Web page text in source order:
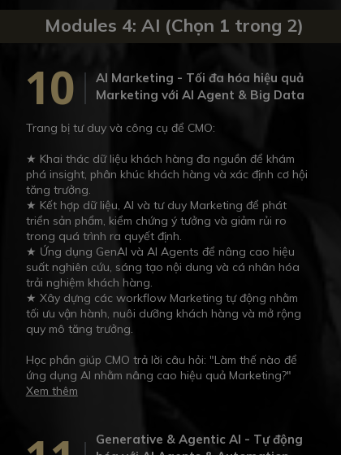
10
AI Marketing - Tối đa hóa hiệu quả
Marketing với AI Agent & Big Data
Trang bị tư duy và công cụ để CMO:
★ Khai thác dữ liệu khách hàng đa nguồn để khám
phá insight, phân khúc khách hàng và xác định cơ hội
tăng trưởng.
★ Kết hợp dữ liệu, AI và tư duy Marketing để phát
triển sản phẩm, kiểm chứng ý tưởng và giảm rủi ro
trong quá trình ra quyết định.
★ Ứng dụng GenAI và AI Agents để nâng cao hiệu
suất nghiên cứu, sáng tạo nội dung và cá nhân hóa
trải nghiệm khách hàng.
★ Xây dựng các workflow Marketing tự động nhằm
tối ưu vận hành, nuôi dưỡng khách hàng và mở rộng
quy mô tăng trưởng.
Học phần giúp CMO trả lời câu hỏi: "Làm thế nào để
ứng dụng AI nhằm nâng cao hiệu quả Marketing?"
Xem thêm
Generative & Agentic AI - Tự động
Modules 4: AI (Chọn 1 trong 2)